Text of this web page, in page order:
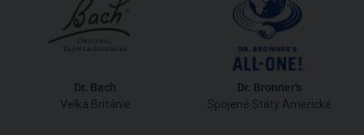
Dr. Bach
Velká Británie
Dr. Bronner's
Spojené Státy Americké